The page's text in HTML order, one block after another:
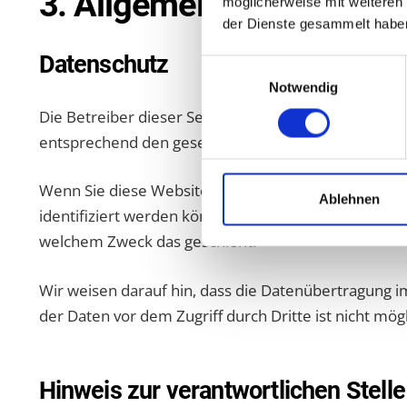
der Dienste gesammelt
Notwendig
Ablehnen
Datenschutz
Die Betreiber dieser Seiten nehmen den Schutz
entsprechend den gesetzlichen
Wenn Sie diese Website benutzen, werden
identifiziert werden können. Die vorliegende
welchem Zweck das geschieht.
Wir weisen darauf hin, dass die Datenübertragung
der Daten vor dem Zugriff durch Dritte ist nicht
Hinweis zur verantwortlichen Stelle